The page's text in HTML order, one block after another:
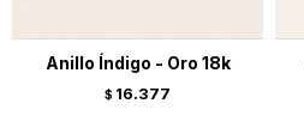
Anillo Índigo - Oro 18k
$ 16.377